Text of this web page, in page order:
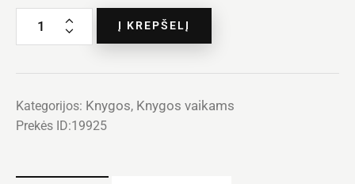
Į KREPŠELĮ
Kategorijos: Knygos, Knygos vaikams
Prekės ID:19925